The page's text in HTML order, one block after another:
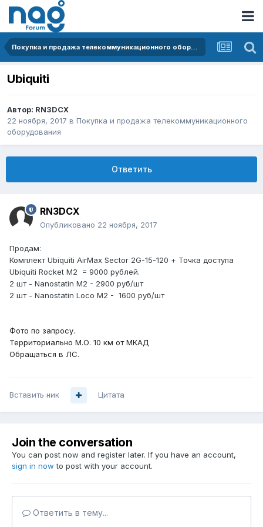
Покупка и продажа телекоммуникационного оборудования
Ubiquiti
Автор: RN3DCX
22 ноября, 2017 в Покупка и продажа телекоммуникационного
оборудования
Ответить
RN3DCX
Опубликовано 22 ноября, 2017
Продам:
Комплект Ubiquiti AirMax Sector 2G-15-120 + Точка доступа
Ubiquiti Rocket M2 = 9000 рублей.
2 шт - Nanostatin M2 - 2900 руб/шт
2 шт - Nanostatin Loco M2 - 1600 руб/шт
Фото по запросу.
Территориально М.О. 10 км от МКАД
Обращаться в ЛС.
Вставить ник Цитата
Join the conversation
You can post now and register later. If you have an account,
sign in now to post with your account.
Ответить в тему...